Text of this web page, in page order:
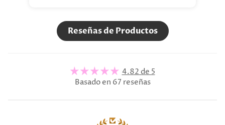
Reseñas de Productos
4.82 de 5
Basado en 67 reseñas